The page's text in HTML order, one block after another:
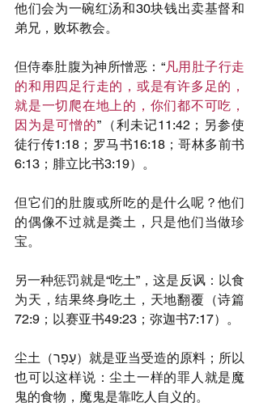
他们会为一碗红汤和30块钱出卖基督和
弟兄，败坏教会。
但侍奉肚腹为神所憎恶：“凡用肚子行走
的和用四足行走的，或是有许多足的，
就是一切爬在地上的，你们都不可吃，
因为是可憎的”（利未记11:42；另参使
徒行传1:18；罗马书16:18；哥林多前书
6:13；腓立比书3:19）。
但它们的肚腹或所吃的是什么呢？他们
的偶像不过就是粪土，只是他们当做珍
宝。
另一种惩罚就是“吃土”，这是反讽：以食
为天，结果终身吃土，天地翻覆（诗篇
72:9；以赛亚书49:23；弥迦书7:17）。
尘土（עָפָר）就是亚当受造的原料；所以
也可以这样说：尘土一样的罪人就是魔
鬼的食物，魔鬼是靠吃人自义的。